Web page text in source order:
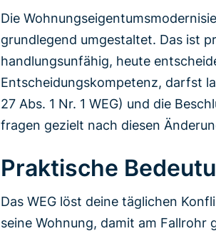
Die
grundlegend umgestaltet. Das ist
handlungsunfähig, heute
Entscheidungskompetenz, darfst
27 Abs. 1 Nr. 1 WEG) und die
fragen gezielt nach diesen
Praktische
Das WEG löst deine täglichen
seine Wohnung, damit am Fallrohr